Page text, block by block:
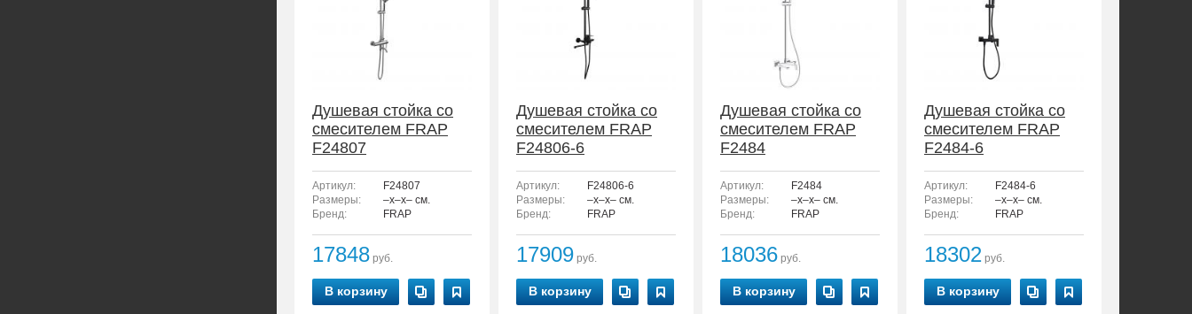
Душевая стойка со
смесителем FRAP
F24807
Артикул:
F24807
Размеры:
–x–x– см.
Бренд:
FRAP
17848 руб.
В корзину
Душевая стойка со
смесителем FRAP
F24806-6
Артикул:
F24806-6
Размеры:
–x–x– см.
Бренд:
FRAP
17909 руб.
В корзину
Душевая стойка со
смесителем FRAP
F2484
Артикул:
F2484
Размеры:
–x–x– см.
Бренд:
FRAP
18036 руб.
В корзину
Душевая стойка со
смесителем FRAP
F2484-6
Артикул:
F2484-6
Размеры:
–x–x– см.
Бренд:
FRAP
18302 руб.
В корзину